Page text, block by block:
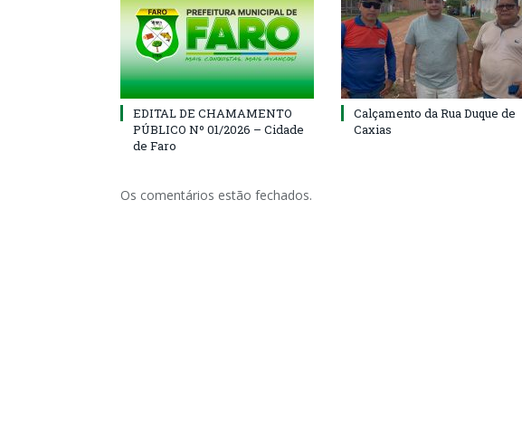
EDITAL DE CHAMAMENTO
PÚBLICO Nº 01/2026 – Cidade
de Faro
Calçamento da Rua Duque de
Caxias
Os comentários estão fechados.